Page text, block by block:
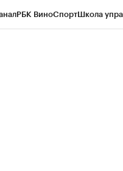
РБК ВиноСпортШкола